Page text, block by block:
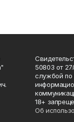
50803 от
службой по
18+
Об